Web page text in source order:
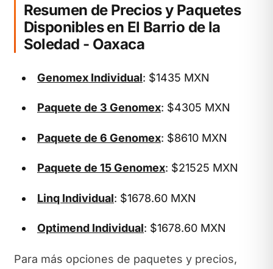
Resumen de Precios y Paquetes
Disponibles en El Barrio de la
Soledad - Oaxaca
Genomex Individual: $1435 MXN
Paquete de 3 Genomex: $4305 MXN
Paquete de 6 Genomex: $8610 MXN
Paquete de 15 Genomex: $21525 MXN
Linq Individual: $1678.60 MXN
Optimend Individual: $1678.60 MXN
Para más opciones de paquetes y precios,